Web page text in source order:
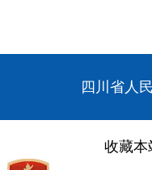
四川省人
收藏本